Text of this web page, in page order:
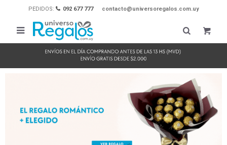
PEDIDOS: 092 677 777 contacto@universoregalos.com.uy
